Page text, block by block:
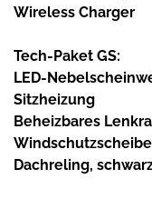
Wireless Charger
Tech-Paket GS:
LED-
Sitzheizung
Beheizbares
Windschutzscheibe
Dachreling,